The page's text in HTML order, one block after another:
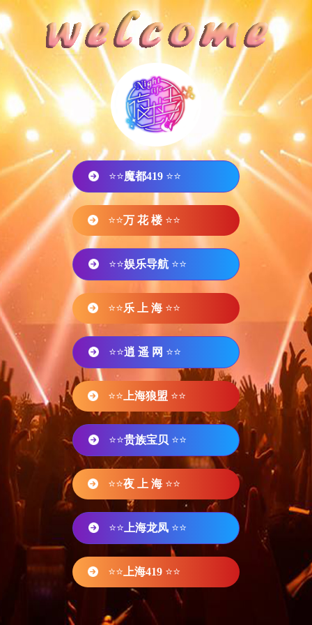
⭐⭐魔都419 ⭐⭐
⭐⭐万 花 楼 ⭐⭐
⭐⭐娱乐导航 ⭐⭐
⭐⭐乐 上 海 ⭐⭐
⭐⭐逍 遥 网 ⭐⭐
⭐⭐ 上海狼盟 ⭐⭐
⭐⭐贵族宝贝 ⭐⭐
⭐⭐夜 上 海 ⭐⭐
⭐⭐ 上海龙凤 ⭐⭐
⭐⭐ 上海419 ⭐⭐